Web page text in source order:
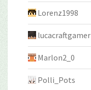
Lorenz1998
lucacraftgamer
Marlon2_0
Polli_Pots